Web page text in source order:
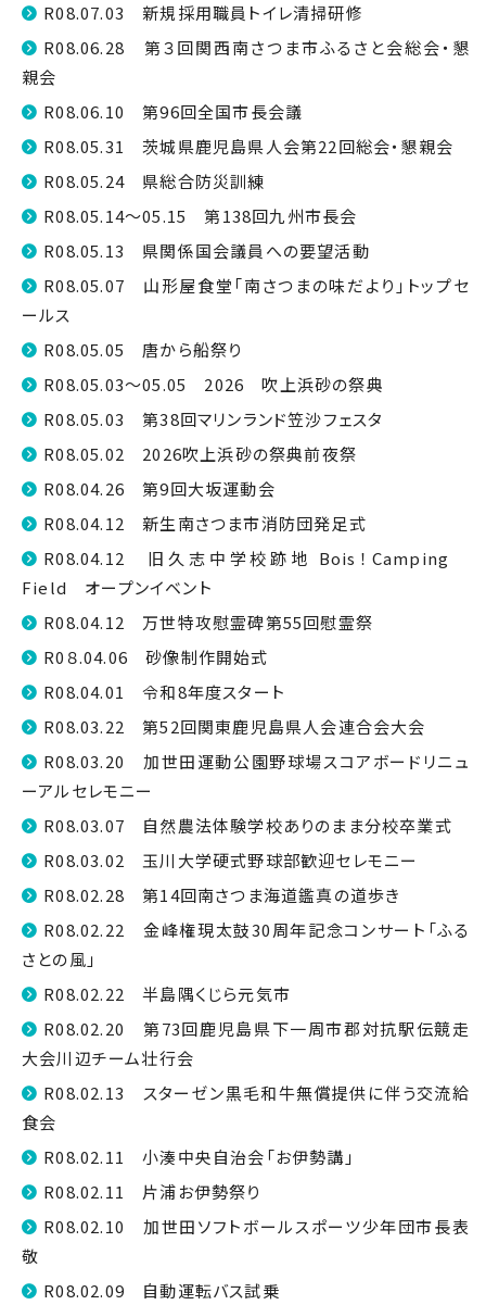
R08.07.03 新規採用職員トイレ清掃研修
R08.06.28 第３回関西南さつま市ふるさと会総会・懇
親会
R08.06.10 第96回全国市長会議
R08.05.31 茨城県鹿児島県人会第22回総会・懇親会
R08.05.24 県総合防災訓練
R08.05.14～05.15 第138回九州市長会
R08.05.13 県関係国会議員への要望活動
R08.05.07 山形屋食堂「南さつまの味だより」トップセ
ールス
R08.05.05 唐から船祭り
R08.05.03～05.05 2026 吹上浜砂の祭典
R08.05.03 第38回マリンランド笠沙フェスタ
R08.05.02 2026吹上浜砂の祭典前夜祭
R08.04.26 第9回大坂運動会
R08.04.12 新生南さつま市消防団発足式
R08.04.12 旧久志中学校跡地 Bois！Camping
Field オープンイベント
R08.04.12 万世特攻慰霊碑第55回慰霊祭
R0８.04.06 砂像制作開始式
R08.04.01 令和8年度スタート
R08.03.22 第52回関東鹿児島県人会連合会大会
R08.03.20 加世田運動公園野球場スコアボードリニュ
ーアルセレモニー
R08.03.07 自然農法体験学校ありのまま分校卒業式
R08.03.02 玉川大学硬式野球部歓迎セレモニー
R08.02.28 第14回南さつま海道鑑真の道歩き
R08.02.22 金峰権現太鼓30周年記念コンサート「ふる
さとの風」
R08.02.22 半島隅くじら元気市
R08.02.20 第73回鹿児島県下一周市郡対抗駅伝競走
大会川辺チーム壮行会
R08.02.13 スターゼン黒毛和牛無償提供に伴う交流給
食会
R08.02.11 小湊中央自治会「お伊勢講」
R08.02.11 片浦お伊勢祭り
R08.02.10 加世田ソフトボールスポーツ少年団市長表
敬
R08.02.09 自動運転バス試乗